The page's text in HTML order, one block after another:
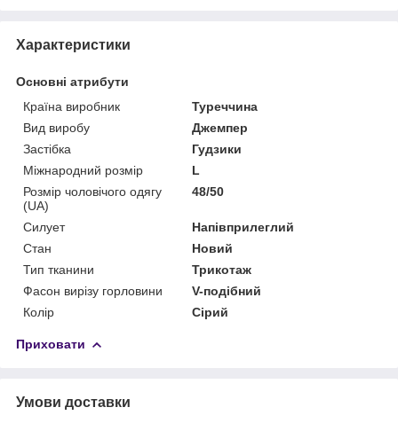
Характеристики
Основні атрибути
Країна виробник
Туреччина
Вид виробу
Джемпер
Застібка
Гудзики
Міжнародний розмір
L
Розмір чоловічого одягу
(UA)
48/50
Силует
Напівприлеглий
Стан
Новий
Тип тканини
Трикотаж
Фасон вирізу горловини
V-подібний
Колір
Сірий
Приховати
Умови доставки